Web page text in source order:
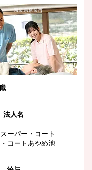
奈良県奈良市
法人名
ーパー・コート
コートあやめ池